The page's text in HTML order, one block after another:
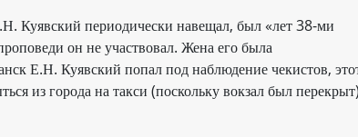
Куявский периодически навещал, был «лет 38-ми
он не участвовал. Жена его была
Е.Н. Куявский попал под наблюдение чекистов,
из города на такси (поскольку вокзал был перекрыт)